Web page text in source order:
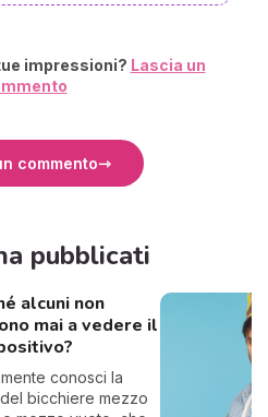
impressioni? Lascia un
commento
pubblicati
alcuni non
mai a vedere il
conosci la
bicchiere mezzo